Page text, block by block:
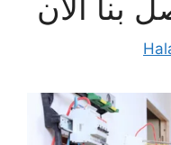
بنا الان